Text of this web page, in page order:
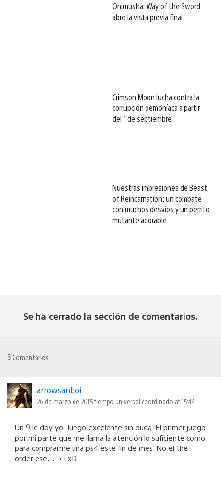
Onimusha: Way of the Sword
abre la vista previa final
Crimson Moon lucha contra la
corrupción demoníaca a partir
del 1 de septiembre
Nuestras impresiones de Beast
of Reincarnation: un combate
con muchos desvíos y un perrito
mutante adorable
Se ha cerrado la sección de comentarios.
3 Comentarios
arrowsanboi
26 de marzo de 2015 tiempo universal coordinado at 15:44
Un 9 le doy yo. Juego excelente sin duda. El primer juego
por mi parte que me llama la atención lo suficiente como
para comprarme una ps4 este fin de mes. No el the
order ese… ¬¬ xD